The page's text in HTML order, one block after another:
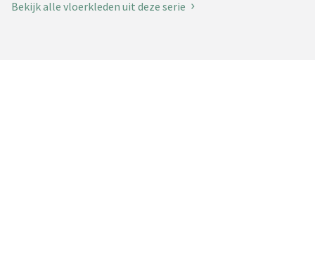
Bekijk alle vloerkleden uit deze serie